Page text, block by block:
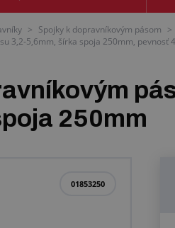
> Spojky k dopravníkovým pásom >
3,2-5,6mm, šírka spoja 250mm,
250mm
01853250